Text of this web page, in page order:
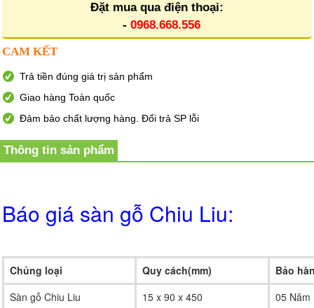
Đặt mua qua điện thoại:
- 0968.668.556
CAM KẾT
Trả tiền đúng giá trị sản phẩm
Giao hàng Toàn quốc
Đảm bảo chất lượng hàng. Đổi trả SP lỗi
Thông tin sản phẩm
Báo giá sàn gỗ Chiu Liu:
Chủng loại Quy cách(mm)
Bảo
Sàn gỗ Chiu Liu
15 x 90 x 450
05 Năm